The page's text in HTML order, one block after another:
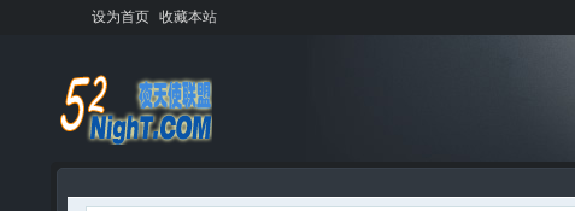
设为首页 收藏本站